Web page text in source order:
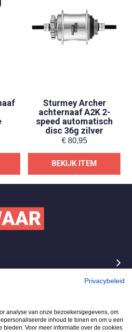
Sturmey Archer
achternaaf A2K 2-
speed automatisch
disc 36g zilver
€80,95
BEKIJK ITEM
Privacybeleid
analyse van onze bezoekersgegevens, om
inhoud te tonen en om u een
bieden. Voor meer informatie over de cookies